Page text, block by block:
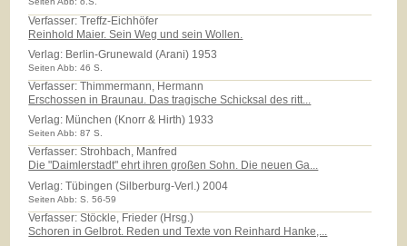
Verfasser: Treffz-Eichhöfer
Reinhold Maier. Sein Weg und sein Wollen.
Verlag: Berlin-Grunewald (Arani) 1953
Seiten Abb: 46 S.
Verfasser: Thimmermann, Hermann
Erschossen in Braunau. Das tragische Schicksal des ritt...
Verlag: München (Knorr & Hirth) 1933
Seiten Abb: 87 S.
Verfasser: Strohbach, Manfred
Die "Daimlerstadt" ehrt ihren großen Sohn. Die neuen Ga...
Verlag:Tübingen (Silberburg-Verl.) 2004
Seiten Abb: S. 56-59
Verfasser: Stöckle, Frieder (Hrsg.)
Schoren in Gelbrot. Reden und Texte von Reinhard Hanke,...